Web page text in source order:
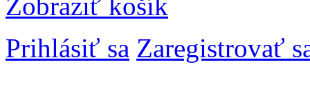
Prihlásiť sa Zaregistrovať